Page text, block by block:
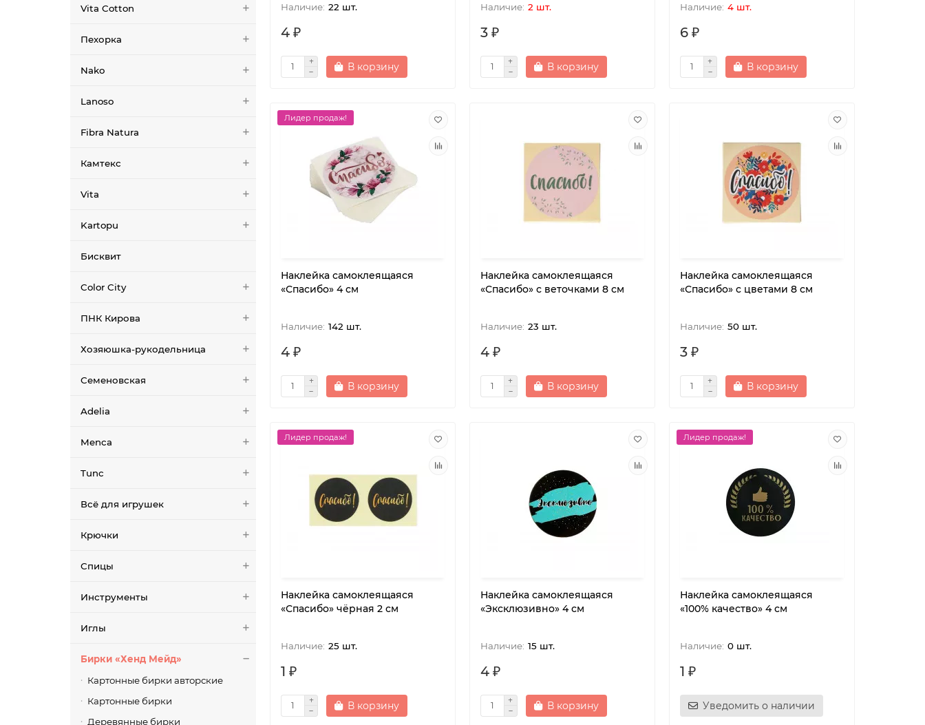
Vita Cotton
Пехорка
Nako
Lanoso
Fibra Natura
Камтекс
Vita
Kartopu
Бисквит
Color City
ПНК Кирова
Хозяюшка-рукодельница
Семеновская
Adelia
Menca
Tunc
Всё для игрушек
Крючки
Спицы
Инструменты
Иглы
Бирки «Хенд Мейд»
Картонные бирки авторские
Картонные бирки
Деревянные бирки
22 шт.
4 ₽
В корзину
2 шт.
3 ₽
В корзину
4 шт.
6 ₽
В корзину
Лидер продаж!
Наклейка самоклеящаяся
«Спасибо» 4 см
142 шт.
4 ₽
В корзину
Наклейка самоклеящаяся
«Спасибо» с веточками 8 см
23 шт.
4 ₽
В корзину
Наклейка самоклеящаяся
«Спасибо» с цветами 8 см
50 шт.
3 ₽
В корзину
Лидер продаж!
Наклейка самоклеящаяся
«Спасибо» чёрная 2 см
25 шт.
1 ₽
В корзину
Наклейка самоклеящаяся
«Эксклюзивно» 4 см
15 шт.
4 ₽
В корзину
Лидер продаж!
Наклейка самоклеящаяся
«100% качество» 4 см
0 шт.
1 ₽
Уведомить о наличии